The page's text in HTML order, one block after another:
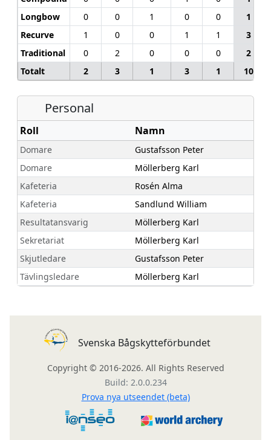
Longbow
0 0 1 0 0
1
Recurve
1 0 0 1 1
3
Traditional
0 2 0 0 0
2
Totalt
2 3 1 3 1 10
Personal
Roll Namn
Domare
Gustafsson Peter
Domare
Möllerberg Karl
Kafeteria
Rosén Alma
Kafeteria
Sandlund William
Resultatansvarig
Möllerberg Karl
Sekretariat
Möllerberg Karl
Skjutledare
Gustafsson Peter
Tävlingsledare
Möllerberg Karl
Svenska Bågskytteförbundet
Copyright © 2016-2026. All Rights Reserved
Build: 2.0.0.234
Prova nya utseendet (beta)